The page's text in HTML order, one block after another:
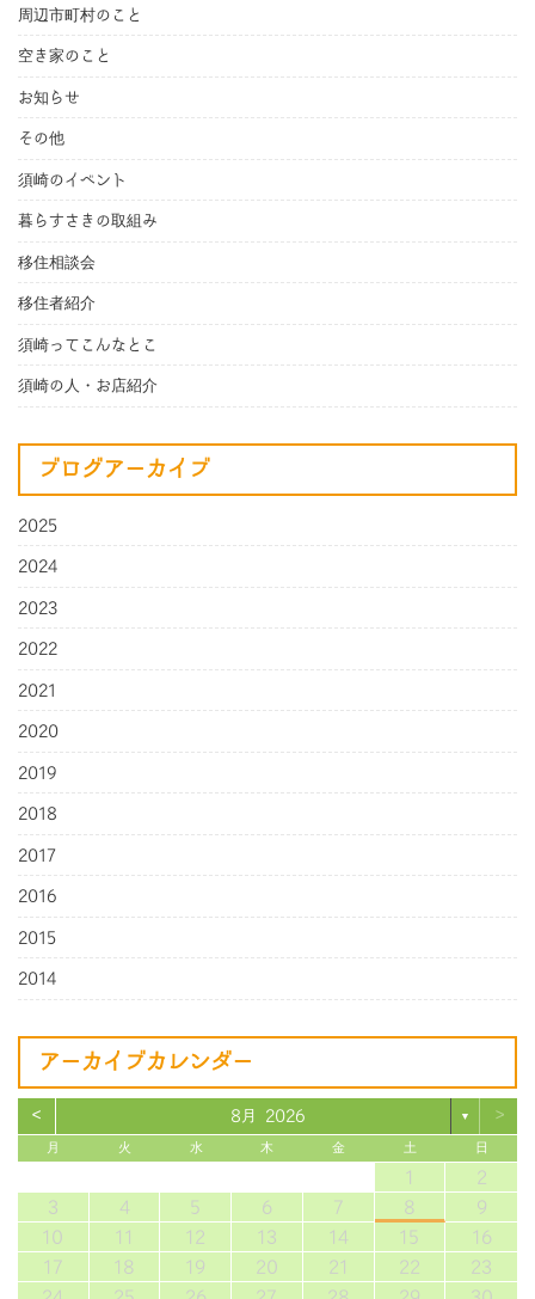
周辺市町村のこと
空き家のこと
お知らせ
その他
須崎のイベント
暮らすさきの取組み
移住相談会
移住者紹介
須崎ってこんなとこ
須崎の人・お店紹介
ブログアーカイブ
2025
2024
2023
2022
2021
2020
2019
2018
2017
2016
2015
2014
アーカイブカレンダー
< 8月 2026 ▼ >
月 火 水 木 金 土 日
1
2
3
4 5 6 7 8
9
10
11 12 13 14 15
16
17
18 19 20 21 22
23